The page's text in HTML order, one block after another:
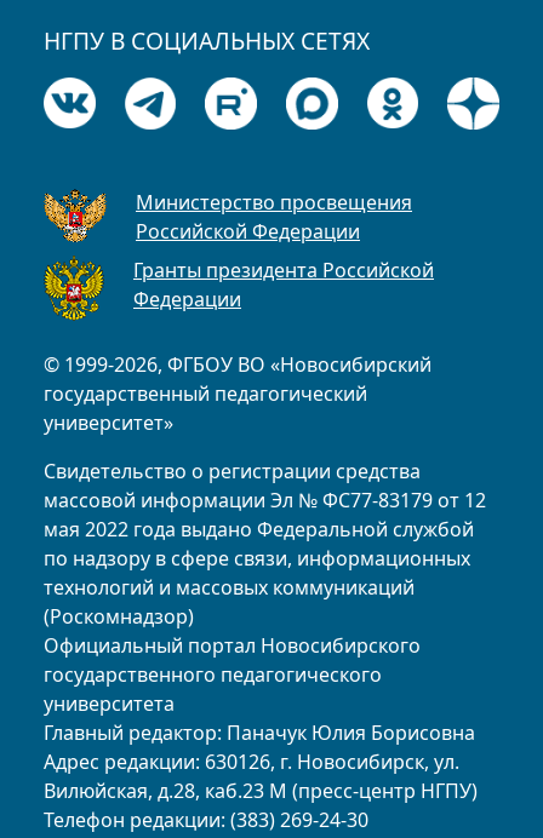
© 1999-2026, ФГБОУ ВО «Новосибирский
государственный педагогический
университет»
Свидетельство о регистрации средства
массовой информации Эл № ФС77-83179 от 12
мая 2022 года выдано Федеральной службой
по надзору в сфере связи, информационных
технологий и массовых коммуникаций
(Роскомнадзор)
Официальный портал Новосибирского
государственного педагогического
университета
Главный редактор: Паначук Юлия Борисовна
Адрес редакции: 630126, г. Новосибирск, ул.
Вилюйская, д.28, каб.23 М (пресс-центр НГПУ)
Телефон редакции: (383) 269-24-30
НГПУ В СОЦИАЛЬНЫХ СЕТЯХ
Министерство просвещения
Российской Федерации
Гранты президента Российской
Федерации